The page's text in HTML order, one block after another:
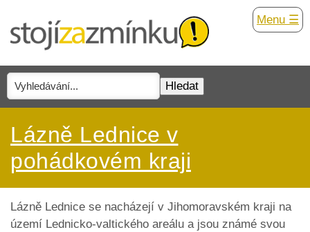
Menu ☰
Lázně Lednice v
pohádkovém kraji
Lázně Lednice se nacházejí v Jihomoravském kraji na
území Lednicko-valtického areálu a jsou známé svou